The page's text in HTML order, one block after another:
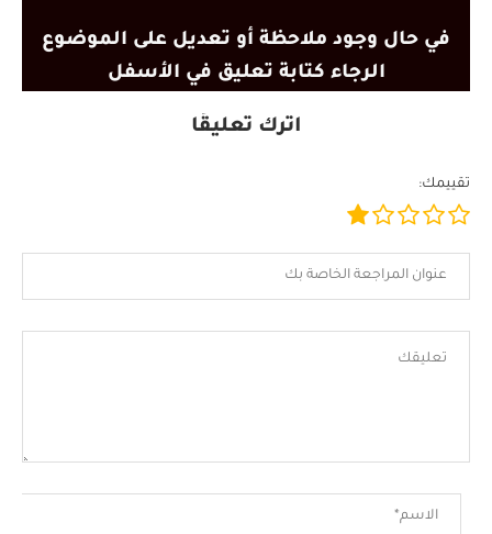
في حال وجود ملاحظة أو تعديل على الموضوع
الرجاء كتابة تعليق في الأسفل
اترك تعليقًا
تقييمك: